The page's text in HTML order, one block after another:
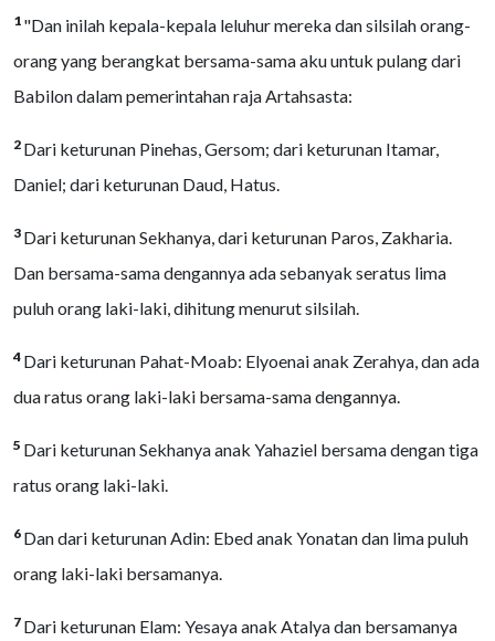
1 "Dan inilah kepala-kepala leluhur mereka dan silsilah orang-
orang yang berangkat bersama-sama aku untuk pulang dari
Babilon dalam pemerintahan raja Artahsasta:
2 Dari keturunan Pinehas, Gersom; dari keturunan Itamar,
Daniel; dari keturunan Daud, Hatus.
3 Dari keturunan Sekhanya, dari keturunan Paros, Zakharia.
Dan bersama-sama dengannya ada sebanyak seratus lima
puluh orang laki-laki, dihitung menurut silsilah.
4 Dari keturunan Pahat-Moab: Elyoenai anak Zerahya, dan ada
dua ratus orang laki-laki bersama-sama dengannya.
5 Dari keturunan Sekhanya anak Yahaziel bersama dengan tiga
ratus orang laki-laki.
6 Dan dari keturunan Adin: Ebed anak Yonatan dan lima puluh
orang laki-laki bersamanya.
7 Dari keturunan Elam: Yesaya anak Atalya dan bersamanya